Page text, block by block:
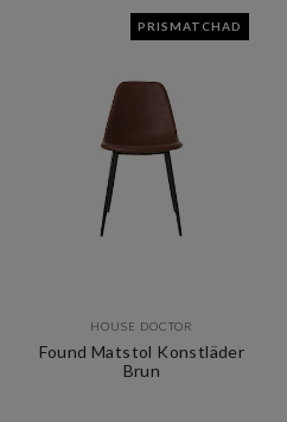
PRISMATCHAD
HOUSE DOCTOR
Found Matstol Konstläder
Brun